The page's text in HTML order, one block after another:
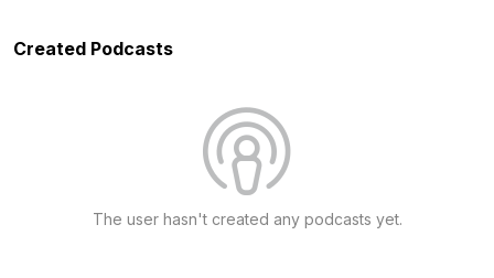
Created Podcasts
The user hasn't created any podcasts yet.